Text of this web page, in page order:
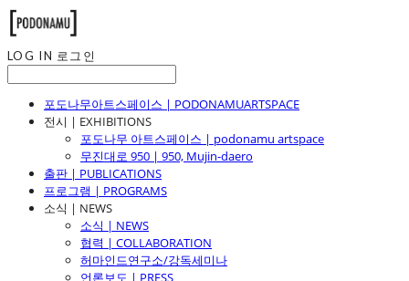
LOG IN 로그인
포도나무아트스페이스 | PODONAMUARTSPACE
전시 | EXHIBITIONS
포도나무 아트스페이스 | podonamu artspace
무진대로 950 | 950, Mujin-daero
출판 | PUBLICATIONS
프로그램 | PROGRAMS
소식 | NEWS
소식 | NEWS
협력 | COLLABORATION
허마인드연구소/강독세미나
언론보도 | PRESS